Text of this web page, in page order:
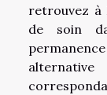
retrouvez à
de soin